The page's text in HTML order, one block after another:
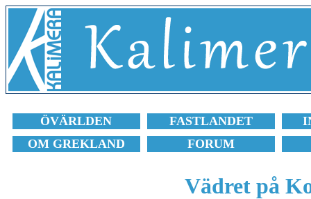
ÖVÄRLDEN FASTLANDET
OM GREKLAND
FORUM
Vädret på